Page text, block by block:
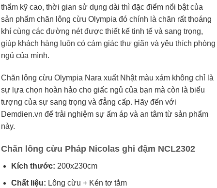
thẩm kỹ cao, thời gian sử dụng dài thì đặc điểm nổi bật của
sản phẩm chăn lông cừu Olympia đó chính là chăn rất thoáng
khí cùng các đường nét được thiết kế tinh tế và sang trọng,
giúp khách hàng luôn có cảm giác thư giãn và yêu thích phòng
ngủ của mình.
Chăn lông cừu Olympia Nara xuất Nhật màu xám không chỉ là
sự lựa chọn hoàn hảo cho giấc ngủ của bạn mà còn là biểu
tượng của sự sang trọng và đẳng cấp. Hãy đến với
Demdien.vn để trải nghiệm sự ấm áp và an tâm từ sản phẩm
này.
Chăn lông cừu Pháp Nicolas ghi đậm NCL2302
Kích thước: 200x230cm
Chất liệu: Lông cừu + Kén tơ tằm